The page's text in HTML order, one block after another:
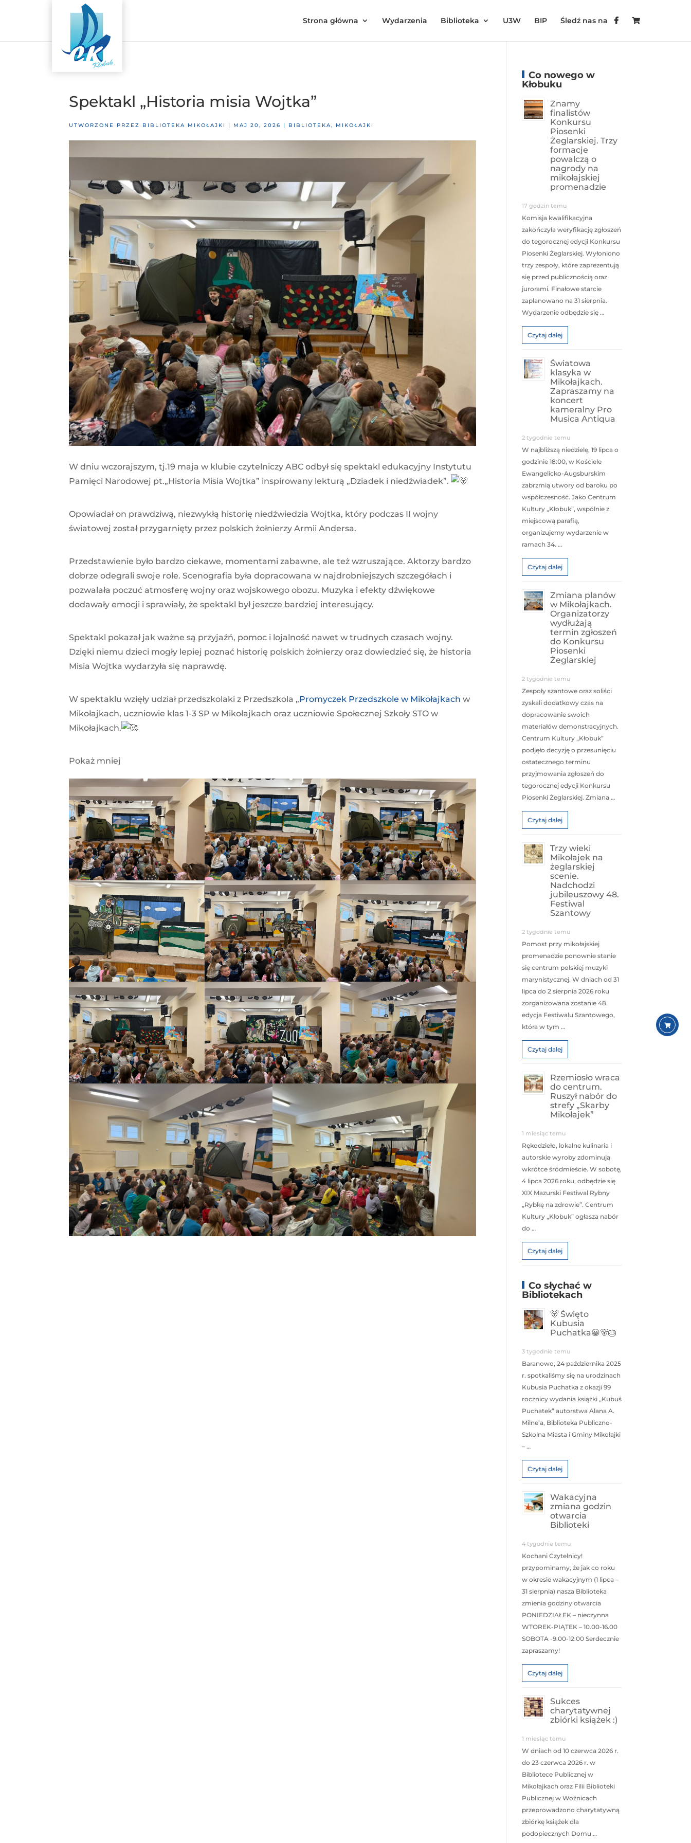
Strona główna Wydarzenia Biblioteka U3W BIP Śledź nas na
Spektakl „Historia misia Wojtka”
UTWORZONE PRZEZ BIBLIOTEKA MIKOŁAJKI | MAJ 20, 2026 | BIBLIOTEKA, MIKOŁAJKI
W dniu wczorajszym, tj.19 maja w klubie czytelniczy ABC odbył się spektakl edukacyjny Instytutu
Pamięci Narodowej pt.„Historia Misia Wojtka” inspirowany lekturą „Dziadek i niedźwiadek”.
Opowiadał on prawdziwą, niezwykłą historię niedźwiedzia Wojtka, który podczas II wojny
światowej został przygarnięty przez polskich żołnierzy Armii Andersa.
Przedstawienie było bardzo ciekawe, momentami zabawne, ale też wzruszające. Aktorzy bardzo
dobrze odegrali swoje role. Scenografia była dopracowana w najdrobniejszych szczegółach i
pozwalała poczuć atmosferę wojny oraz wojskowego obozu. Muzyka i efekty dźwiękowe
dodawały emocji i sprawiały, że spektakl był jeszcze bardziej interesujący.
Spektakl pokazał jak ważne są przyjaźń, pomoc i lojalność nawet w trudnych czasach wojny.
Dzięki niemu dzieci mogły lepiej poznać historię polskich żołnierzy oraz dowiedzieć się, że historia
Misia Wojtka wydarzyła się naprawdę.
W spektaklu wzięły udział przedszkolaki z Przedszkola „Promyczek Przedszkole w Mikołajkach w
Mikołajkach, uczniowie klas 1-3 SP w Mikołajkach oraz uczniowie Społecznej Szkoły STO w
Mikołajkach.
Pokaż mniej
Co nowego w
Kłobuku
Znamy
finalistów
Konkursu
Piosenki
Żeglarskiej. Trzy
formacje
powalczą o
nagrody na
mikołajskiej
promenadzie
17 godzin temu
Komisja kwalifikacyjna
zakończyła weryfikację zgłoszeń
do tegorocznej edycji Konkursu
Piosenki Żeglarskiej. Wyłoniono
trzy zespoły, które zaprezentują
się przed publicznością oraz
jurorami. Finałowe starcie
zaplanowano na 31 sierpnia.
Wydarzenie odbędzie się …
Czytaj dalej
Światowa
klasyka w
Mikołajkach.
Zapraszamy na
koncert
kameralny Pro
Musica Antiqua
2 tygodnie temu
W najbliższą niedzielę, 19 lipca o
godzinie 18:00, w Kościele
Ewangelicko-Augsburskim
zabrzmią utwory od baroku po
współczesność. Jako Centrum
Kultury „Kłobuk”, wspólnie z
miejscową parafią,
organizujemy wydarzenie w
ramach 34. …
Czytaj dalej
Zmiana planów
w Mikołajkach.
Organizatorzy
wydłużają
termin zgłoszeń
do Konkursu
Piosenki
Żeglarskiej
2 tygodnie temu
Zespoły szantowe oraz soliści
zyskali dodatkowy czas na
dopracowanie swoich
materiałów demonstracyjnych.
Centrum Kultury „Kłobuk”
podjęło decyzję o przesunięciu
ostatecznego terminu
przyjmowania zgłoszeń do
tegorocznej edycji Konkursu
Piosenki Żeglarskiej. Zmiana …
Czytaj dalej
Trzy wieki
Mikołajek na
żeglarskiej
scenie.
Nadchodzi
jubileuszowy 48.
Festiwal
Szantowy
2 tygodnie temu
Pomost przy mikołajskiej
promenadzie ponownie stanie
się centrum polskiej muzyki
marynistycznej. W dniach od 31
lipca do 2 sierpnia 2026 roku
zorganizowana zostanie 48.
edycja Festiwalu Szantowego,
która w tym …
Czytaj dalej
Rzemiosło wraca
do centrum.
Ruszył nabór do
strefy „Skarby
Mikołajek”
1 miesiąc temu
Rękodzieło, lokalne kulinaria i
autorskie wyroby zdominują
wkrótce śródmieście. W sobotę,
4 lipca 2026 roku, odbędzie się
XIX Mazurski Festiwal Rybny
„Rybkę na zdrowie”. Centrum
Kultury „Kłobuk” ogłasza nabór
do …
Czytaj dalej
Co słychać w
Bibliotekach
🐻 Święto
Kubusia
Puchatka😀🐻🎂
3 tygodnie temu
Baranowo, 24 października 2025
r. spotkaliśmy się na urodzinach
Kubusia Puchatka z okazji 99
rocznicy wydania książki „Kubuś
Puchatek” autorstwa Alana A.
Milne’a, Biblioteka Publiczno-
Szkolna Miasta i Gminy Mikołajki
– …
Czytaj dalej
Wakacyjna
zmiana godzin
otwarcia
Biblioteki
4 tygodnie temu
Kochani Czytelnicy!
przypominamy, że jak co roku
w okresie wakacyjnym (1 lipca –
31 sierpnia) nasza Biblioteka
zmienia godziny otwarcia
PONIEDZIAŁEK – nieczynna
WTOREK-PIĄTEK – 10.00-16.00
SOBOTA -9.00-12.00 Serdecznie
zapraszamy!
Czytaj dalej
Sukces
charytatywnej
zbiórki książek :)
1 miesiąc temu
W dniach od 10 czerwca 2026 r.
do 23 czerwca 2026 r. w
Bibliotece Publicznej w
Mikołajkach oraz Filii Biblioteki
Publicznej w Woźnicach
przeprowadzono charytatywną
zbiórkę książek dla
podopiecznych Domu …